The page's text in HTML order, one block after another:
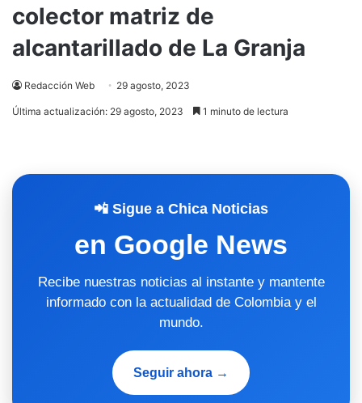
colector matriz de
alcantarillado de La Granja
Redacción Web 29 agosto, 2023
Última actualización: 29 agosto, 2023 1 minuto de lectura
📲 Sigue a Chica Noticias
en Google News
Recibe nuestras noticias al instante y mantente
informado con la actualidad de Colombia y el
mundo.
Seguir ahora →